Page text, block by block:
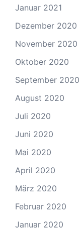
Januar 2021
Dezember 2020
November 2020
Oktober 2020
September 2020
August 2020
Juli 2020
Juni 2020
Mai 2020
April 2020
März 2020
Februar 2020
Januar 2020